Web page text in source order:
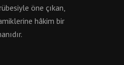
öne çıkan,
hâkim bir